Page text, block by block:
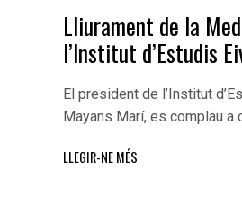
Lliurament de la
l’Institut d’Estudis
El president de l’Institut
Mayans Marí, es complau a
LLEGIR-NE MÉS